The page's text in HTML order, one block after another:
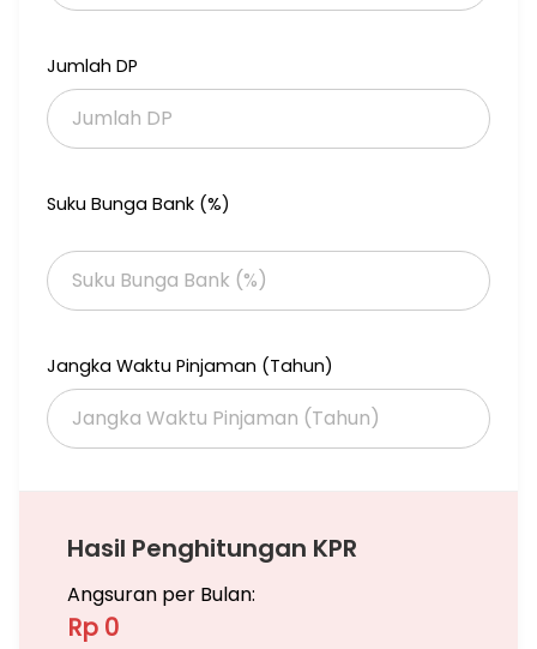
Hordeng
Kitchen set
Kompor tanam
One Gate System
10 Menit Ke Tol Andara, Brigif
Dekat Sekolah Swasta & Negeri
Dekat Sentral Kuliner & Bisnis
Harga : 2,3 M Nego
More Info : Hub Rendra Ridhoy Bagus 0813-1978-1700
Jumlah DP
Suku Bunga Bank (%)
Jangka Waktu Pinjaman (Tahun)
Hasil Penghitungan KPR
Angsuran per Bulan:
Rp 0